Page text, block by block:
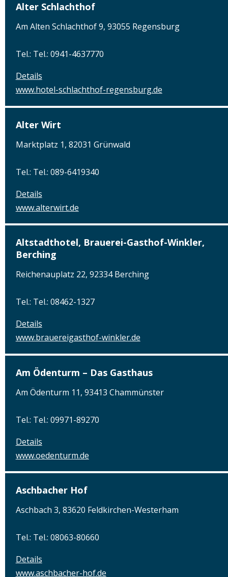
Alter Schlachthof
Am Alten Schlachthof 9, 93055 Regensburg
Tel.: Tel.: 0941-4637770
Details
www.hotel-schlachthof-regensburg.de
Alter Wirt
Marktplatz 1, 82031 Grünwald
Tel.: Tel.: 089-6419340
Details
www.alterwirt.de
Altstadthotel, Brauerei-Gasthof-Winkler,
Berching
Reichenauplatz 22, 92334 Berching
Tel.: Tel.: 08462-1327
Details
www.brauereigasthof-winkler.de
Am Ödenturm – Das Gasthaus
Am Ödenturm 11, 93413 Chammünster
Tel.: Tel.: 09971-89270
Details
www.oedenturm.de
Aschbacher Hof
Aschbach 3, 83620 Feldkirchen-Westerham
Tel.: Tel.: 08063-80660
Details
www.aschbacher-hof.de